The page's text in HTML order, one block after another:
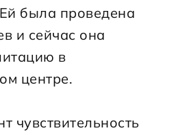
была проведена
и сейчас она
в
центре.
чувствительность